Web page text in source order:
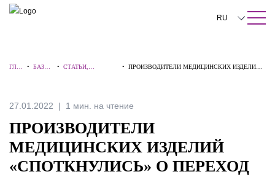
ПОИСК ПО САЙТУ Закрыть
RU
中文
Español
ГЛА
•БАЗА
•СТАТЬИ,
•ПРОИЗВОДИТЕЛИ МЕДИЦИНСКИХ ИЗДЕЛИЙ
27.01.2022 1 мин. на чтение
ПРОИЗВОДИТЕЛИ
МЕДИЦИНСКИХ ИЗДЕЛИЙ
«СПОТКНУЛИСЬ» О ПЕРЕХОД